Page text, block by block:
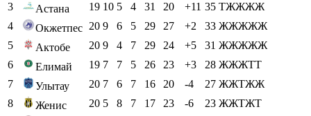
3
Астана 19 10 5 4 31 20 +11 35 ТЖЖЖЖ
4
Окжетпес 20 9 6 5 29 27 +2 33 ЖЖЖЖЖ
5
Актобе 20 9 4 7 29 24 +5 31 ЖЖЖЖЖ
6
Елимай 19 7 7 5 26 23 +3 28 ЖЖЖТТ
7
Улытау 20 7 6 7 16 20 -4 27 ЖЖТЖЖ
8
Женис 20 5 8 7 17 23 -6 23 ЖЖТЖТ